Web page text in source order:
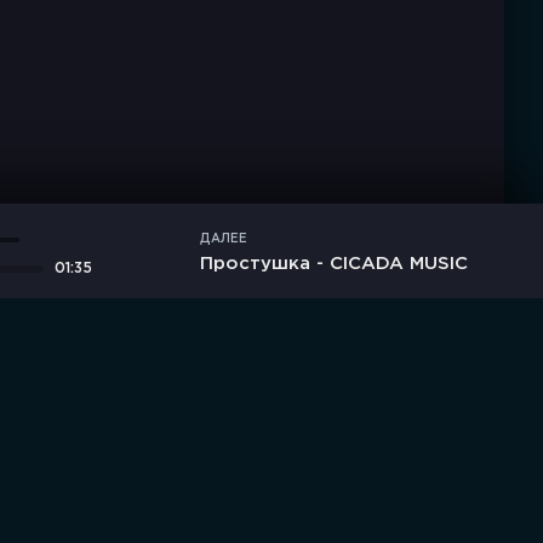
01:35
ДАЛЕЕ
Простушка - CICADA MUSIC